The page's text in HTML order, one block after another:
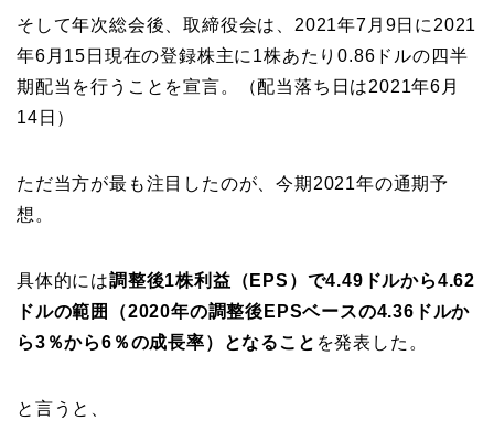
そして年次総会後、取締役会は、2021年7月9日に2021
年6月15日現在の登録株主に1株あたり0.86ドルの四半
期配当を行うことを宣言。（配当落ち日は2021年6月
14日）
ただ当方が最も注目したのが、今期2021年の通期予
想。
具体的には調整後1株利益（EPS）で4.49ドルから4.62
ドルの範囲（2020年の調整後EPSベースの4.36ドルか
ら3％から6％の成長率）となること を発表した。
と言うと、